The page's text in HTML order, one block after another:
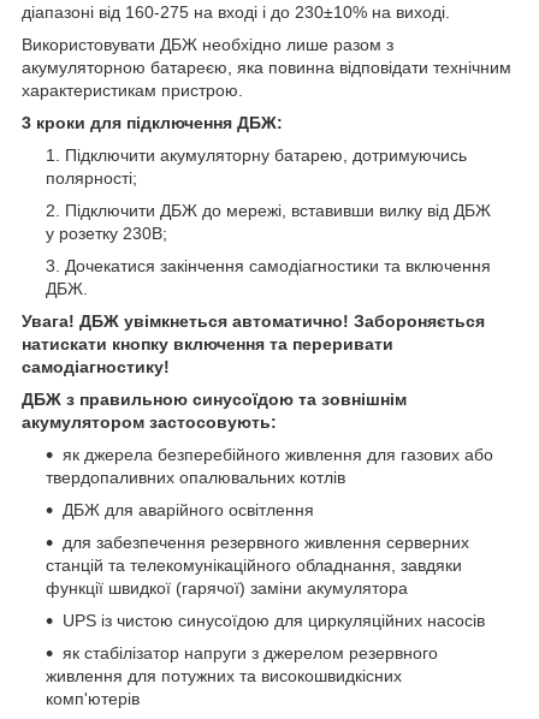
діапазоні від 160-275 на вході і до 230±10% на виході.
Використовувати ДБЖ необхідно лише разом з
акумуляторною батареєю, яка повинна відповідати технічним
характеристикам пристрою.
3 кроки для підключення ДБЖ:
Підключити акумуляторну батарею, дотримуючись
полярності;
Підключити ДБЖ до мережі, вставивши вилку від ДБЖ
у розетку 230В;
Дочекатися закінчення самодіагностики та включення
ДБЖ.
Увага! ДБЖ увімкнеться автоматично! Забороняється
натискати кнопку включення та переривати
самодіагностику!
ДБЖ з правильною синусоїдою та зовнішнім
акумулятором застосовують:
як джерела безперебійного живлення для газових або
твердопаливних опалювальних котлів
ДБЖ для аварійного освітлення
для забезпечення резервного живлення серверних
станцій та телекомунікаційного обладнання, завдяки
функції швидкої (гарячої) заміни акумулятора
UPS із чистою синусоїдою для циркуляційних насосів
як стабілізатор напруги з джерелом резервного
живлення для потужних та високошвидкісних
комп'ютерів